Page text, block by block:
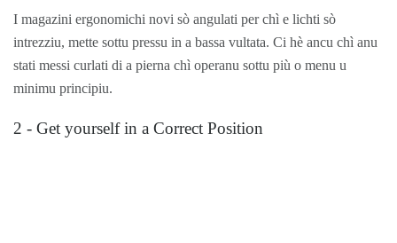
I magazini ergonomichi novi sò angulati per chì e lichti sò
intrezziu, mette sottu pressu in a bassa vultata. Ci hè ancu chì anu
stati messi curlati di a pierna chì operanu sottu più o menu u
minimu principiu.
2 - Get yourself in a Correct Position